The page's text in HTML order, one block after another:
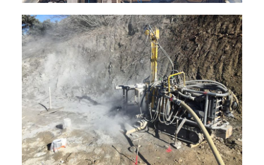
Forages et fondations